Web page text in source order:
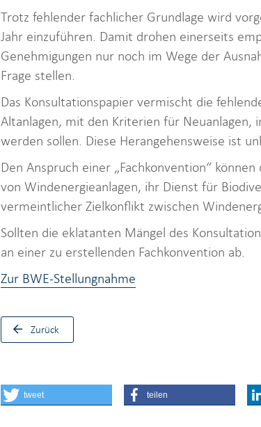
Trotz fehlender fachlicher Grundlage wird
Jahr einzuführen. Damit drohen einerseits
Genehmigungen nur noch im Wege der
Frage stellen.
Das Konsultationspapier vermischt die
Altanlagen, mit den Kriterien für Neuanlagen,
werden sollen. Diese Herangehensweise ist
Den Anspruch einer „Fachkonvention“
von Windenergieanlagen, ihr Dienst für
vermeintlicher Zielkonflikt zwischen
Sollten die eklatanten Mängel des
an einer zu erstellenden Fachkonvention ab.
Zur BWE-Stellungnahme
Zurück
tweet teilen